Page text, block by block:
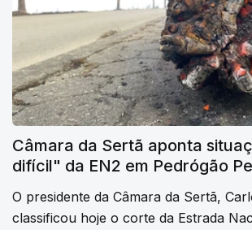
Câmara da Sertã aponta
difícil" da EN2 em Pedrógão
O presidente da Câmara da Sertã,
classificou hoje o corte da Estrada